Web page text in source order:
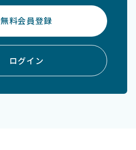
無料会員登録
ログイン